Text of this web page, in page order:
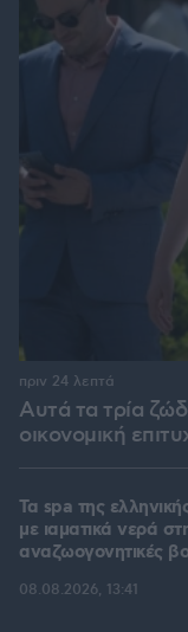
Αυτά τα τρία
οικονομική
πριν 24 λεπτά
Τα spa της
με ιαματικά νερά
αναζωογονητικές
08.08.2026, 13:41